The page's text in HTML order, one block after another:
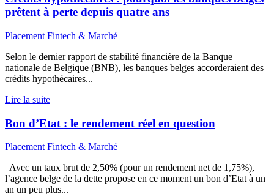
prêtent à perte depuis quatre ans
Placement Fintech & Marché
Selon le dernier rapport de stabilité financière de la Banque
nationale de Belgique (BNB), les banques belges accorderaient des
crédits hypothécaires...
Lire la suite
Bon d’Etat : le rendement réel en question
Placement Fintech & Marché
Avec un taux brut de 2,50% (pour un rendement net de 1,75%),
l’agence belge de la dette propose en ce moment un bon d’Etat à un
an un peu plus...